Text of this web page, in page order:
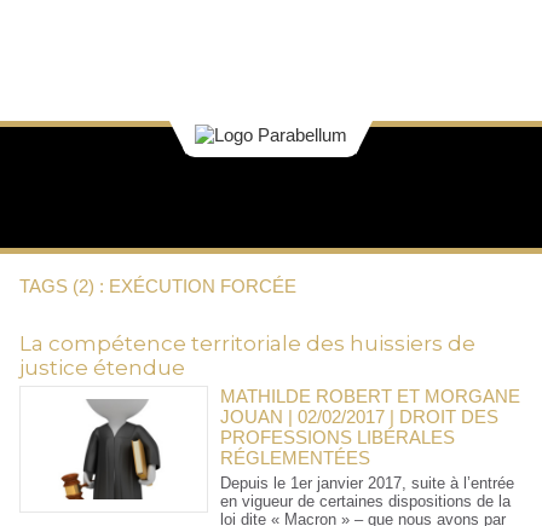
TAGS (2) : EXÉCUTION FORCÉE
La compétence territoriale des huissiers de
justice étendue
MATHILDE ROBERT ET MORGANE
JOUAN | 02/02/2017 | DROIT DES
PROFESSIONS LIBÉRALES
RÉGLEMENTÉES
Depuis le 1er janvier 2017, suite à l’entrée
en vigueur de certaines dispositions de la
loi dite « Macron » – que nous avons par